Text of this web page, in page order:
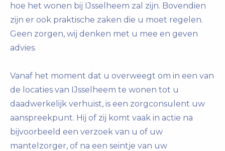
hoe het wonen bij IJsselheem zal zijn. Bovendien
zijn er ook praktische zaken die u moet regelen.
Geen zorgen, wij denken met u mee en geven
advies.
Vanaf het moment dat u overweegt om in een van
de locaties van IJsselheem te wonen tot u
daadwerkelijk verhuist, is een zorgconsulent uw
aanspreekpunt. Hij of zij komt vaak in actie na
bijvoorbeeld een verzoek van u of uw
mantelzorger, of na een seintje van uw